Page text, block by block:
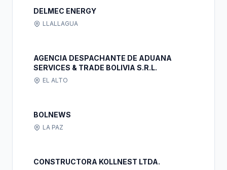
DELMEC ENERGY
LLALLAGUA
AGENCIA DESPACHANTE DE ADUANA
SERVICES & TRADE BOLIVIA S.R.L.
EL ALTO
BOLNEWS
LA PAZ
CONSTRUCTORA KOLLNEST LTDA.